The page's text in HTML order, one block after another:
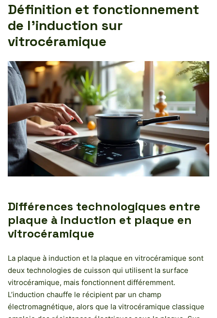
Définition et fonctionnement
de l’induction sur
vitrocéramique
Différences technologiques entre
plaque à induction et plaque en
vitrocéramique
La plaque à induction et la plaque en vitrocéramique sont
deux technologies de cuisson qui utilisent la surface
vitrocéramique, mais fonctionnent différemment.
L’induction chauffe le récipient par un champ
électromagnétique, alors que la vitrocéramique classique